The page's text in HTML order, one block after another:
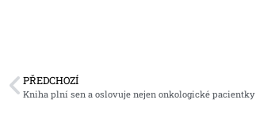
PŘEDCHOZÍ
Kniha plní sen a oslovuje nejen onkologické pacientky